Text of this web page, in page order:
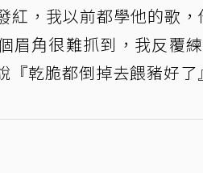
紅，我以前都學他的歌
眉角很難抓到，我反覆
乾脆都倒掉去餵豬好了